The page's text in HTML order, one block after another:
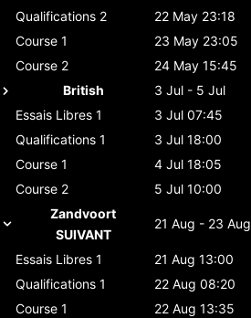
Qualifications 2
22 May 23:18
Course 1
23 May 23:05
Course 2
24 May 15:45
British
3 Jul - 5 Jul
Essais Libres 1
3 Jul 07:45
Qualifications 1
3 Jul 18:00
Course 1
4 Jul 18:05
Course 2
5 Jul 10:00
Zandvoort
SUIVANT
21 Aug - 23 Aug
Essais Libres 1
21 Aug 13:00
Qualifications 1
22 Aug 08:20
Course 1
22 Aug 13:35